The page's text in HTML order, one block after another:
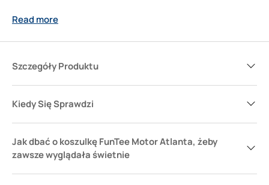
założysz go zarówno do dżinsów, jak i pod bluzę. Pozwala
planach.
Read more
Szczegóły Produktu
Kiedy Się Sprawdzi
Jak dbać o koszulkę FunTee Motor Atlanta, żeby
zawsze wyglądała świetnie